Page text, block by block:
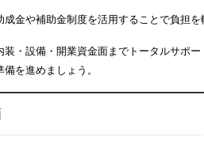
金や補助金制度を活用することで負担を
・設備・開業資金面までトータルサポー
を進めましょう。